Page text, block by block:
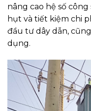
nâng cao hệ số
hụt và tiết kiệm chi
đầu tư dây dẫn,
dụng.